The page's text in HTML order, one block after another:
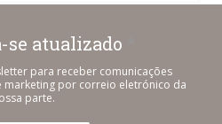
atualizado
para receber comunicações
marketing por correio eletrónico da
parte.